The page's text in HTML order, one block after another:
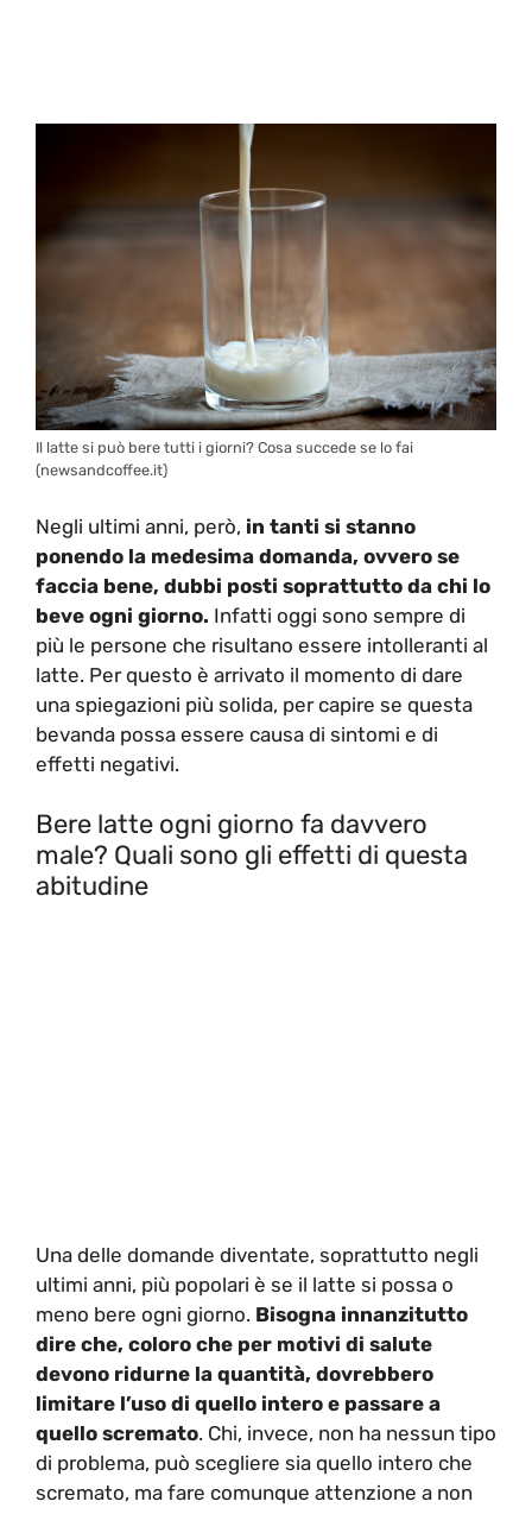
Il latte si può bere tutti i giorni? Cosa succede se lo fai
(newsandcoffee.it)
Negli ultimi anni, però, in tanti si stanno
ponendo la medesima domanda, ovvero se
faccia bene, dubbi posti soprattutto da chi lo
beve ogni giorno. Infatti oggi sono sempre di
più le persone che risultano essere intolleranti al
latte. Per questo è arrivato il momento di dare
una spiegazioni più solida, per capire se questa
bevanda possa essere causa di sintomi e di
effetti negativi.
Bere latte ogni giorno fa davvero
male? Quali sono gli effetti di questa
abitudine
Una delle domande diventate, soprattutto negli
ultimi anni, più popolari è se il latte si possa o
meno bere ogni giorno. Bisogna innanzitutto
dire che, coloro che per motivi di salute
devono ridurne la quantità, dovrebbero
limitare l’uso di quello intero e passare a
quello scremato. Chi, invece, non ha nessun tipo
di problema, può scegliere sia quello intero che
scremato, ma fare comunque attenzione a non